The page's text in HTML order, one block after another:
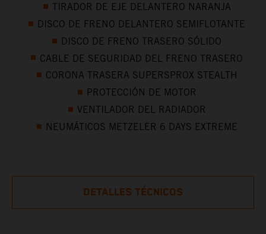
TIRADOR DE EJE DELANTERO NARANJA
DISCO DE FRENO DELANTERO SEMIFLOTANTE
DISCO DE FRENO TRASERO SÓLIDO
CABLE DE SEGURIDAD DEL FRENO TRASERO
CORONA TRASERA SUPERSPROX STEALTH
PROTECCIÓN DE MOTOR
VENTILADOR DEL RADIADOR
NEUMÁTICOS METZELER 6 DAYS EXTREME
DETALLES TÉCNICOS